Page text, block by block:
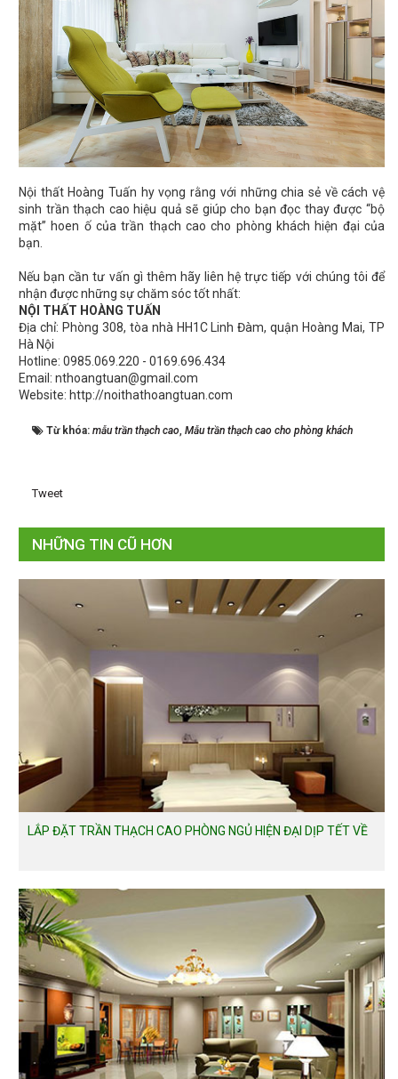
Nội thất Hoàng Tuấn hy vọng rằng với những chia sẻ về cách vệ
sinh trần thạch cao hiệu quả sẽ giúp cho bạn đọc thay được “bộ
mặt” hoen ố của trần thạch cao cho phòng khách hiện đại của
bạn.
Nếu bạn cần tư vấn gì thêm hãy liên hệ trực tiếp với chúng tôi để
nhận được những sự chăm sóc tốt nhất:
NỘI THẤT HOÀNG TUẤN
Địa chỉ: Phòng 308, tòa nhà HH1C Linh Đàm, quận Hoàng Mai, TP
Hà Nội
Hotline: 0985.069.220 - 0169.696.434
Email: nthoangtuan@gmail.com
Website: http://noithathoangtuan.com
Từ khóa: mẫu trần thạch cao, Mẫu trần thạch cao cho phòng khách
Tweet
NHỮNG TIN CŨ HƠN
LẮP ĐẶT TRẦN THẠCH CAO PHÒNG NGỦ HIỆN ĐẠI DỊP TẾT VỀ